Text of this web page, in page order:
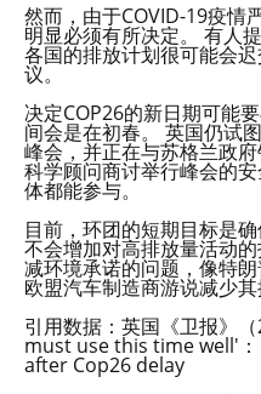
然而，由于COVID-19疫情
明显必须有所决定。 有人
各国的排放计划很可能会
议。
决定COP26的新日期可能
间会是在初春。 英国仍试
峰会，并正在与苏格兰政
科学顾问商讨举行峰会的
体都能参与。
目前，环团的短期目标是
不会增加对高排放量活动
减环境承诺的问题，像特
欧盟汽车制造商游说减少其
引用数据：英国《卫报》
must use this time well'
after Cop26 delay